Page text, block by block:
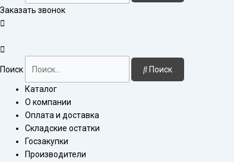
Заказать звонок
Поиск Поиск
Каталог
О компании
Оплата и доставка
Складские остатки
Госзакупки
Производители